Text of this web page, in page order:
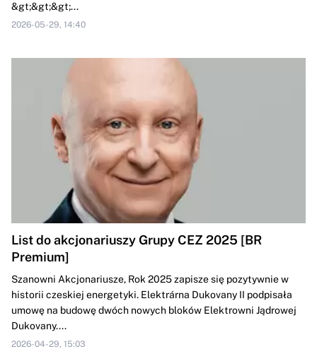
&gt;&gt;&gt;...
2026-05-29, 14:40
List do akcjonariuszy Grupy CEZ 2025 [BR
Premium]
Szanowni Akcjonariusze, Rok 2025 zapisze się pozytywnie w
historii czeskiej energetyki. Elektrárna Dukovany II podpisała
umowę na budowę dwóch nowych bloków Elektrowni Jądrowej
Dukovany....
2026-04-29, 15:03